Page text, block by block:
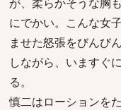
にでかい。こんな女
ませた怒張をびんび
しながら、いますぐ
る。
慎二はローションを